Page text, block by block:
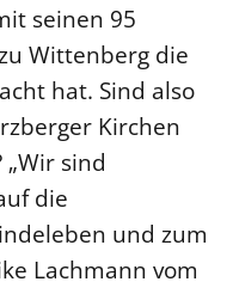
seinen 95
Wittenberg die
hat. Sind also
Kirchen
sind
die
und zum
Lachmann vom